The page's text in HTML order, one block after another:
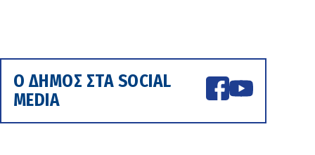
Ο ΔΗΜΟΣ ΣΤΑ SOCIAL
MEDIA